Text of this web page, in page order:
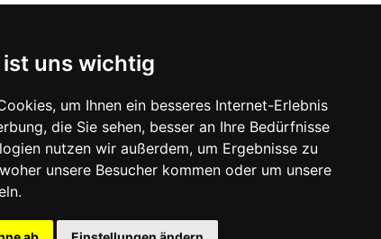
uns wichtig
um Ihnen ein besseres Internet-Erlebnis
die Sie sehen, besser an Ihre Bedürfnisse
nutzen wir außerdem, um Ergebnisse zu
unsere Besucher kommen oder um unsere
der Unterkunft
Beskiden
Beskiden
im Gebirge 2025/26